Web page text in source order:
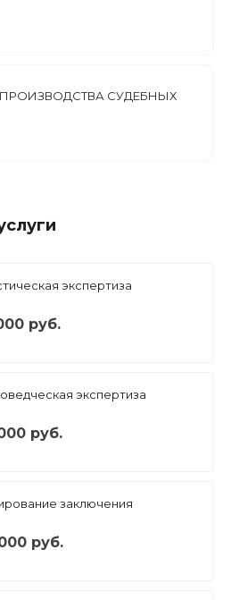
СУДЕБНЫХ
экспертиза
руб.
экспертиза
руб.
заключения
руб.